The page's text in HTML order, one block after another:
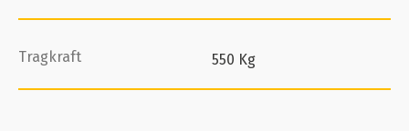
Tragkraft 550 Kg